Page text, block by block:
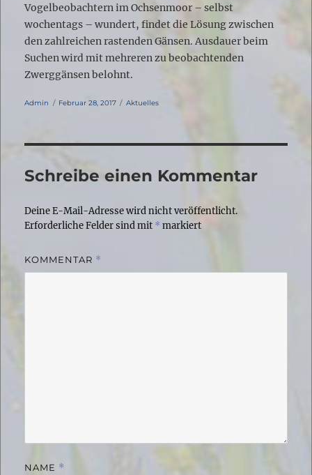
Vogelbeobachtern im Ochsenmoor – selbst
wochentags – wundert, findet die Lösung zwischen
den zahlreichen rastenden Gänsen. Ausdauer beim
Suchen wird mit mehreren zu beobachtenden
Zwerggänsen belohnt.
Autor
Admin
Veröffentlicht
Februar 28, 2017 Kategorien
Aktuelles
Schreibe einen Kommentar
Deine E-Mail-Adresse wird nicht veröffentlicht.
Erforderliche Felder sind mit * markiert
KOMMENTAR *
NAME *